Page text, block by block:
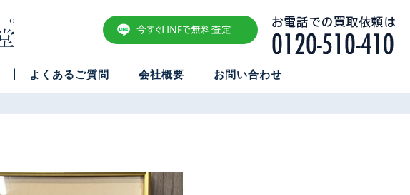
よくあるご質問 会社概要 お問い合わせ